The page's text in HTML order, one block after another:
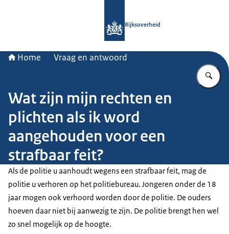
Rijksoverheid
Home Vraag en antwoord
Wat zijn mijn rechten en
plichten als ik word
aangehouden voor een
strafbaar feit?
Als de politie u aanhoudt wegens een strafbaar feit, mag de
politie u verhoren op het politiebureau. Jongeren onder de 18
jaar mogen ook verhoord worden door de politie. De ouders
hoeven daar niet bij aanwezig te zijn. De politie brengt hen wel
zo snel mogelijk op de hoogte.